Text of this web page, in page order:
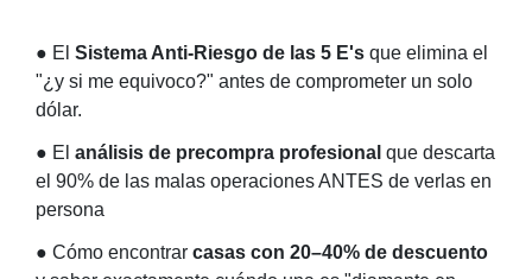
● El Sistema Anti-Riesgo de las 5 E's que elimina el
"¿y si me equivoco?" antes de comprometer un solo
dólar.
● El análisis de precompra profesional que descarta
el 90% de las malas operaciones ANTES de verlas en
persona
● Cómo encontrar casas con 20–40% de descuento